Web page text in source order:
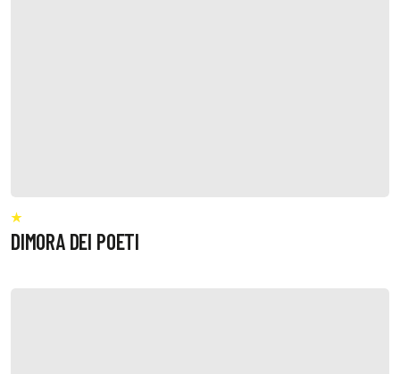
DIMORA DEI POETI